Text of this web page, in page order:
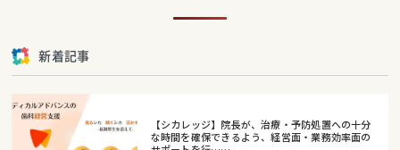
新着記事
【シカレッジ】院長が、治療・予防処置への十分
な時間を確保できるよう、経営面・業務効率面の